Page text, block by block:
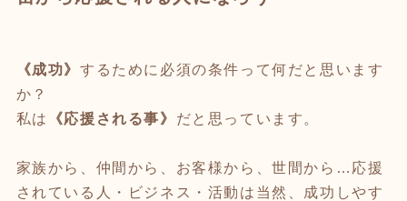
《成功》 するために必須の条件って何だと思います
か？
私は
《応援される事》 だと思っています。
家族から、仲間から、お客様から、世間から…応援
されている人・ビジネス・活動は当然、成功しやす